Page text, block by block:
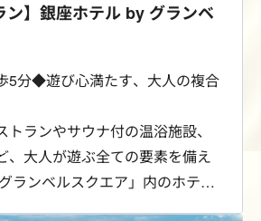
ン】銀座ホテル by グランベ
5分◆遊び心満たす、大人の複合
トランやサウナ付の温浴施設、
、大人が遊ぶ全ての要素を備え
ランベルスクエア」内のホテル